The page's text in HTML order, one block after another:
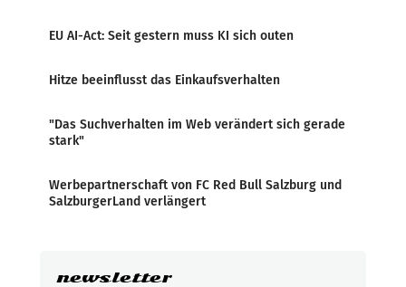
EU AI-Act: Seit gestern muss KI sich outen
Hitze beeinflusst das Einkaufsverhalten
"Das Suchverhalten im Web verändert sich gerade
stark"
Werbepartnerschaft von FC Red Bull Salzburg und
SalzburgerLand verlängert
newsletter